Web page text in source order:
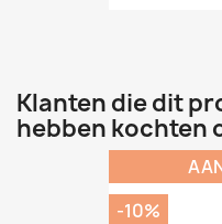
Klanten die dit
hebben kochten
-10%